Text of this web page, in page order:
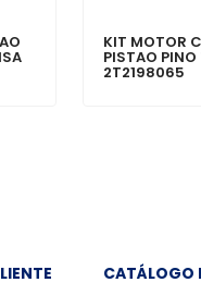
KIT MOTOR
PISTAO
2T2198065
CATÁLOGO